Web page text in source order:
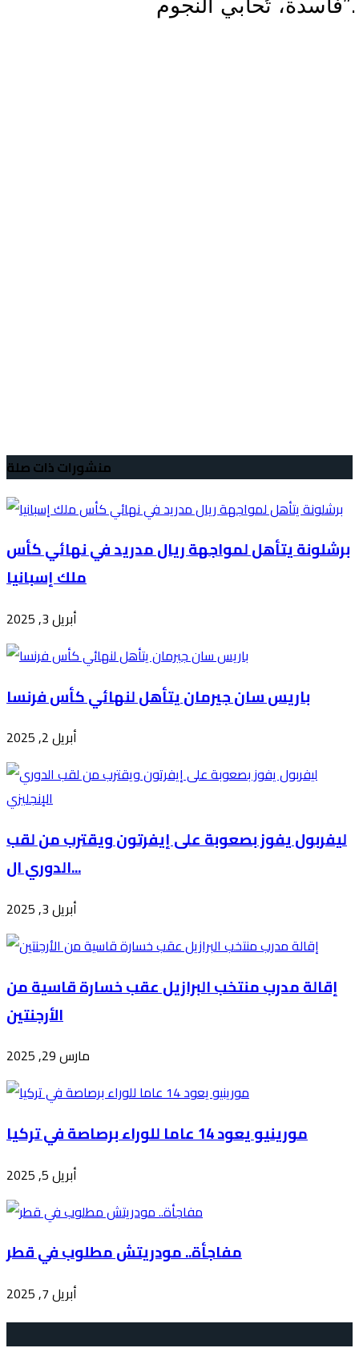
فاسدة، تُحابي النجوم
منشورات ذات صلة
برشلونة يتأهل لمواجهة ريال مدريد في نهائي كأس
ملك إسبانيا
أبريل 3, 2025
باريس سان جيرمان يتأهل لنهائي كأس فرنسا
أبريل 2, 2025
ليفربول يفوز بصعوبة على إيفرتون ويقترب من لقب
الدوري ال...
أبريل 3, 2025
إقالة مدرب منتخب البرازيل عقب خسارة قاسية من
الأرجنتين
مارس 29, 2025
مورينيو يعود 14 عاما للوراء برصاصة في تركيا
أبريل 5, 2025
مفاجأة.. مودريتش مطلوب في قطر
أبريل 7, 2025